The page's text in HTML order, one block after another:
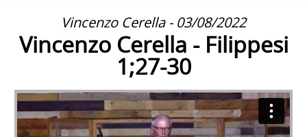
Vincenzo Cerella - 03/08/2022
Vincenzo Cerella - Filippesi
1;27-30